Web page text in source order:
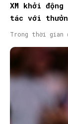
XM khởi
tác với
Trong thời